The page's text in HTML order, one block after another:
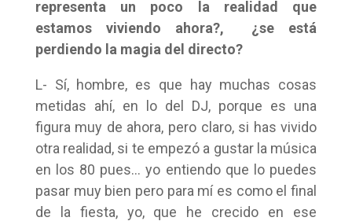
representa un poco la realidad que
estamos viviendo ahora?, ¿se está
perdiendo la magia del directo?
L- Sí, hombre, es que hay muchas cosas
metidas ahí, en lo del DJ, porque es una
figura muy de ahora, pero claro, si has vivido
otra realidad, si te empezó a gustar la música
en los 80 pues… yo entiendo que lo puedes
pasar muy bien pero para mí es como el final
de la fiesta, yo, que he crecido en ese